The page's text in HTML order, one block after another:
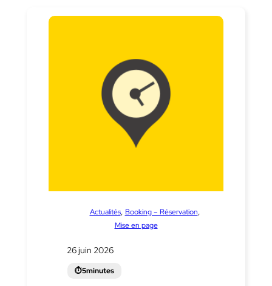
Actualités, Booking – Réservation
Mise en page
26 juin 2026